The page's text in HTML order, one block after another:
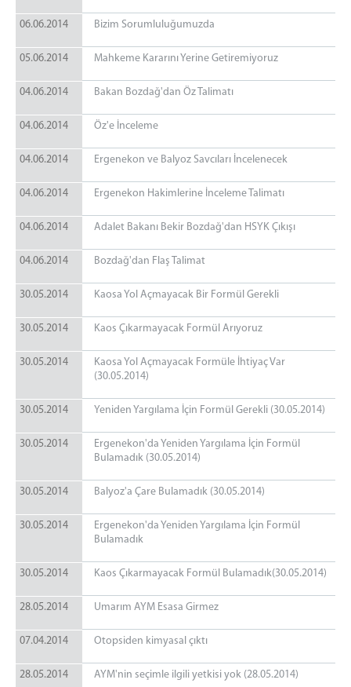
06.06.2014 Bizim Sorumluluğumuzda
05.06.2014 Mahkeme Kararını Yerine Getiremiyoruz
04.06.2014 Bakan Bozdağ'dan Öz Talimatı
04.06.2014 Öz'e İnceleme
04.06.2014 Ergenekon ve Balyoz Savcıları İncelenecek
04.06.2014 Ergenekon Hakimlerine İnceleme Talimatı
04.06.2014 Adalet Bakanı Bekir Bozdağ'dan HSYK Çıkışı
04.06.2014 Bozdağ'dan Flaş Talimat
30.05.2014 Kaosa Yol Açmayacak Bir Formül Gerekli
30.05.2014 Kaos Çıkarmayacak Formül Arıyoruz
30.05.2014
Kaosa Yol Açmayacak Formüle İhtiyaç Var
(30.05.2014)
30.05.2014 Yeniden Yargılama İçin Formül Gerekli (30.05.2014)
30.05.2014
Ergenekon'da Yeniden Yargılama İçin Formül
Bulamadık (30.05.2014)
30.05.2014 Balyoz'a Çare Bulamadık (30.05.2014)
30.05.2014
Ergenekon'da Yeniden Yargılama İçin Formül
Bulamadık
30.05.2014 Kaos Çıkarmayacak Formül Bulamadık(30.05.2014)
28.05.2014 Umarım AYM Esasa Girmez
07.04.2014 Otopsiden kimyasal çıktı
28.05.2014 AYM'nin seçimle ilgili yetkisi yok (28.05.2014)